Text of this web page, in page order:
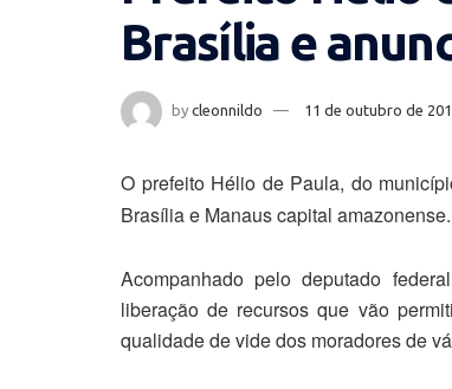
Brasília e
by cleonnildo 11 de outubro de
O prefeito Hélio de Paula, do
Brasília e Manaus capital amazonense.
Acompanhado pelo deputado
liberação de recursos que vão
qualidade de vide dos moradores de